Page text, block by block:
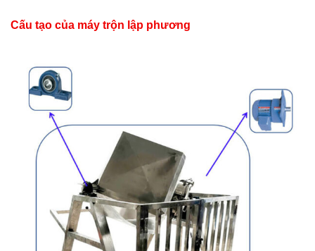
Cấu tạo của máy trộn lập phương